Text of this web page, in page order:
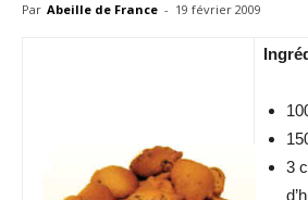
Par Abeille de France - 19 février 2009
3